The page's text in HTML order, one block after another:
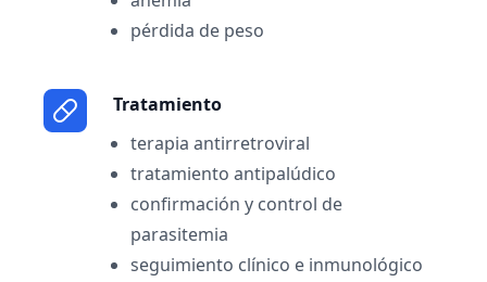
pérdida de peso
Tratamiento
terapia antirretroviral
tratamiento antipalúdico
confirmación y control de
parasitemia
seguimiento clínico e inmunológico